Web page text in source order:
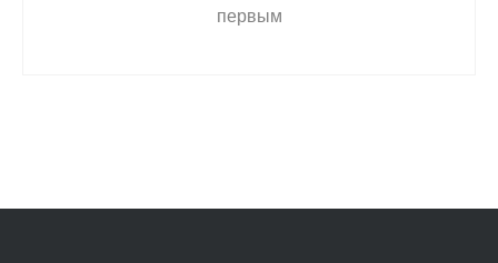
первым